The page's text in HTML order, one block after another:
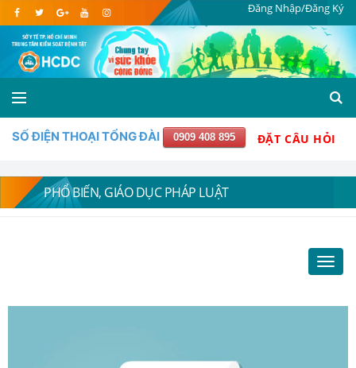
Đăng Nhập/Đăng Ký
SỐ ĐIỆN THOẠI TỔNG ĐÀI 0909 408 895 ĐẶT CÂU HỎI
PHỔ BIẾN, GIÁO DỤC PHÁP LUẬT